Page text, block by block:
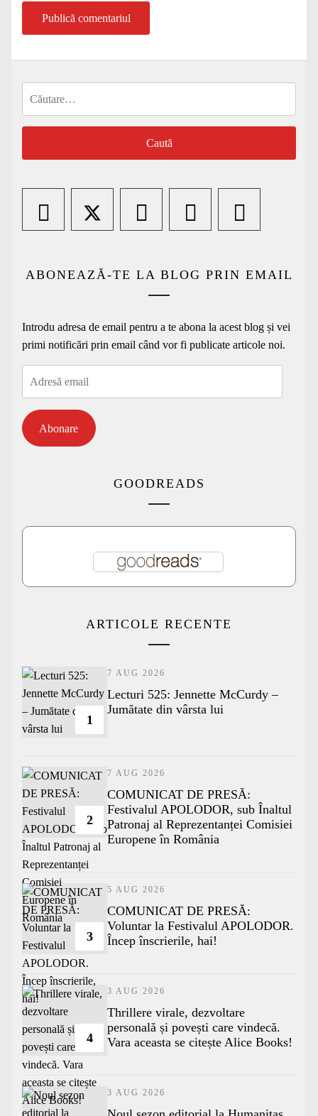
ABONEAZĂ-TE LA BLOG PRIN EMAIL
Introdu adresa de email pentru a te abona la acest blog și vei
primi notificări prin email când vor fi publicate articole noi.
Abonare
GOODREADS
ARTICOLE RECENTE
1
7 AUG 2026
Lecturi 525: Jennette McCurdy –
Jumătate din vârsta lui
2
7 AUG 2026
COMUNICAT DE PRESĂ:
Festivalul APOLODOR, sub Înaltul
Patronaj al Reprezentanței Comisiei
Europene în România
3
5 AUG 2026
COMUNICAT DE PRESĂ:
Voluntar la Festivalul APOLODOR.
Încep înscrierile, hai!
4
3 AUG 2026
Thrillere virale, dezvoltare
personală și povești care vindecă.
Vara aceasta se citește Alice Books!
3 AUG 2026